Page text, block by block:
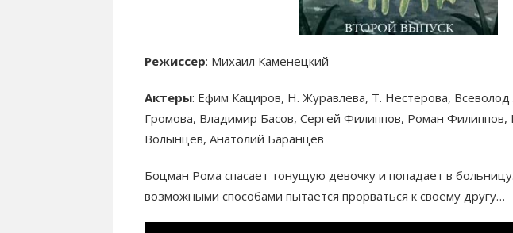
Режиссер: Михаил Каменецкий
Актеры: Ефим Кациров, Н. Журавлева, Т. Нестерова,
Громова, Владимир Басов, Сергей Филиппов, Роман
Волынцев, Анатолий Баранцев
Боцман Рома спасает тонущую девочку и попадает в
возможными способами пытается прорваться к своему другу…